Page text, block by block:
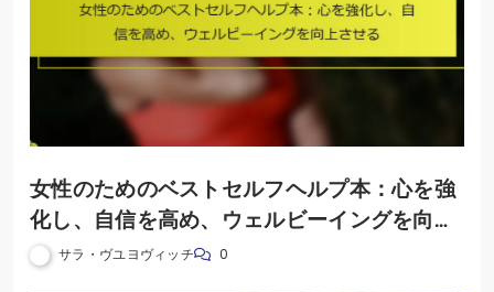
女性のためのベストセルフヘルプ本：心を強
化し、自信を高め、ウェルビーイングを向上
させる
サラ・ヴユヨヴィッチ 0